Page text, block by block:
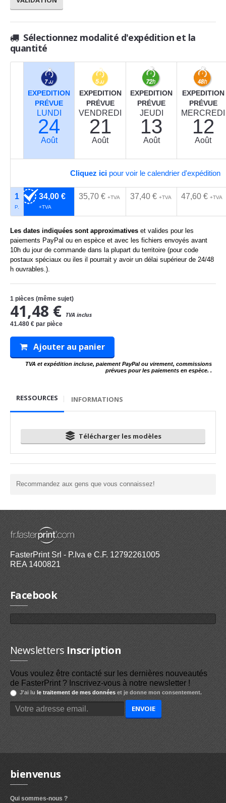
Sélectionnez modalité d'expédition et la
quantité
EXPEDITION
PRÉVUE
LUNDI
24
Août
EXPEDITION
PRÉVUE
VENDREDI
21
Août
EXPEDITION
PRÉVUE
JEUDI
13
Août
EXPEDITION
PRÉVUE
MERCREDI
12
Août
Cliquez ici pour voir le calendrier d'expédition
1
P.
34,00 €
+TVA
35,70 € +TVA 37,40 € +TVA 47,60 € +TVA
Les dates indiquées sont approximatives et valides pour les
paiements PayPal ou en espèce et avec les fichiers envoyés avant
10h du jour de commande dans la plupart du territoire (pour code
postaux spéciaux ou iles il pourrait y avoir un délai supérieur de 24/48
h ouvrables.).
1 pièces (même sujet)
41,48 € TVA inclus
41.480 € par pièce
Ajouter au panier
TVA et expédition incluse, paiement PayPal ou virement, commissions
prévues pour les paiements en espèce. .
RESSOURCES INFORMATIONS
Télécharger les modèles
Recommandez aux gens que vous connaissez!
FasterPrint Srl - P.Iva e C.F. 12792261005
REA 1400821
Facebook
Newsletters Inscription
Vous voulez être contacté sur les dernières nouveautés
de FasterPrint ? Inscrivez-vous à notre newsletter !
J'ai lu le traitement de mes données et je donne mon consentement.
bienvenus
Qui sommes-nous ?